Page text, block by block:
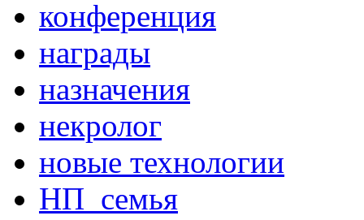
конференция
награды
назначения
некролог
новые технологии
НП_семья